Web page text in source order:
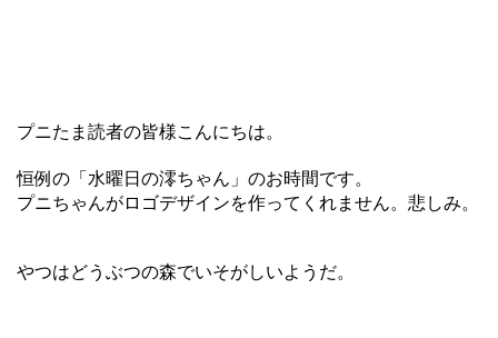
プニたま読者の皆様こんにちは。
恒例の「水曜日の澪ちゃん」のお時間です。
プニちゃんがロゴデザインを作ってくれません。悲しみ。
やつはどうぶつの森でいそがしいようだ。